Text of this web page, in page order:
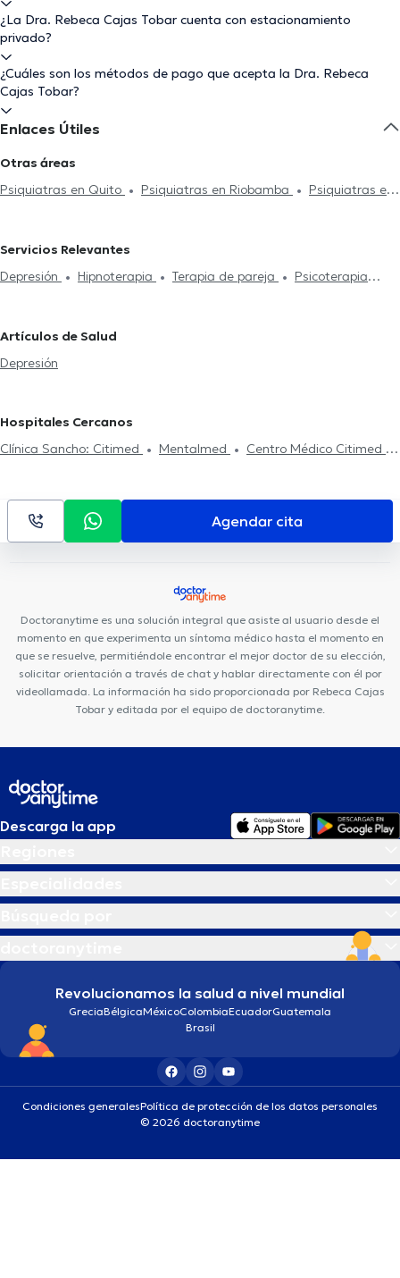
¿La Dra. Rebeca Cajas Tobar cuenta con estacionamiento
privado?
¿Cuáles son los métodos de pago que acepta la Dra. Rebeca
Cajas Tobar?
Enlaces Útiles
Otras áreas
Psiquiatras en Quito
Psiquiatras en Riobamba
Psiquiatras en
Servicios Relevantes
Depresión
Hipnoterapia Terapia de pareja
Psicoterapia
Artículos de Salud
Depresión
Hospitales Cercanos
Clínica Sancho: Citimed
Mentalmed
Centro Médico Citimed
Center
Hospital Axxis
Centro de La Visión (Doctores Gabela)
Rogteam Dental Studio
Rgp Orthodentis
Clínica Sancho:
Fortune Plaza Torre Alemania
Agendar cita
Doctoranytime es una solución integral que asiste al usuario desde el
momento en que experimenta un síntoma médico hasta el momento en
que se resuelve, permitiéndole encontrar el mejor doctor de su elección,
solicitar orientación a través de chat y hablar directamente con él por
videollamada. La información ha sido proporcionada por Rebeca Cajas
Tobar y editada por el equipo de doctoranytime.
Descarga la app
Revolucionamos la salud a nivel mundial
GreciaBélgicaMéxicoColombiaEcuadorGuatemala
Brasil
Condiciones generalesPolítica de protección de los datos personales
© 2026 doctoranytime